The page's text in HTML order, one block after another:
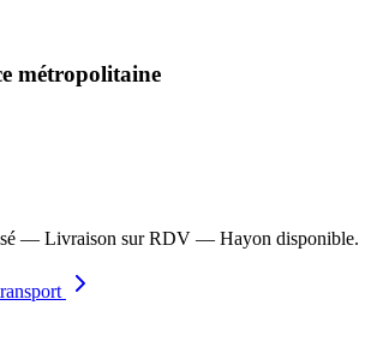
métropolitaine
— Livraison sur RDV — Hayon disponible.